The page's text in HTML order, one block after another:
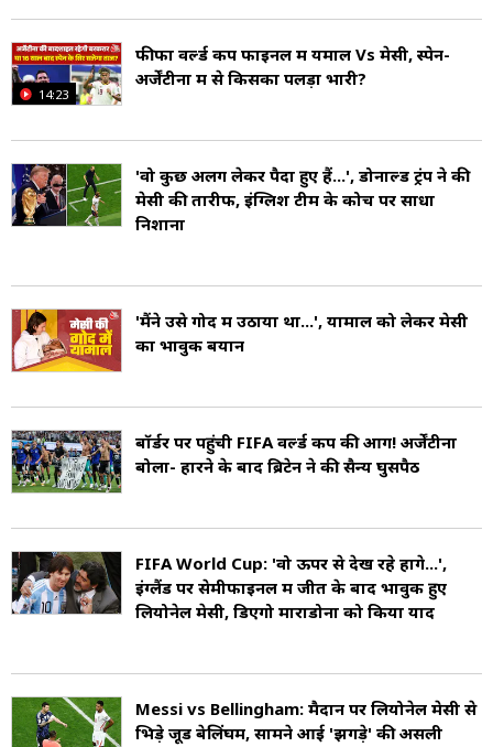
14:23
फीफा वर्ल्ड कप फाइनल में यमाल Vs मेसी, स्पेन-
अर्जेंटीना में से किसका पलड़ा भारी?
'वो कुछ अलग लेकर पैदा हुए हैं...', डोनाल्ड ट्रंप ने की
मेसी की तारीफ, इंग्लिश टीम के कोच पर साधा
निशाना
'मैंने उसे गोद में उठाया था...', यामाल को लेकर मेसी
का भावुक बयान
बॉर्डर पर पहुंची FIFA वर्ल्ड कप की आग! अर्जेंटीना
बोला- हारने के बाद ब्रिटेन ने की सैन्य घुसपैठ
FIFA World Cup: 'वो ऊपर से देख रहे होंगे...',
इंग्लैंड पर सेमीफाइनल में जीत के बाद भावुक हुए
लियोनेल मेसी, ड‍िएगो माराडोना को किया याद
Messi vs Bellingham: मैदान पर ल‍ियोनेल मेसी से
भिड़े जूड बेलिंघम, सामने आई 'झगड़े' की असली